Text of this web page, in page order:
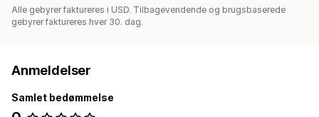
Alle gebyrer faktureres i USD. Tilbagevendende og brugsbaserede
gebyrer faktureres hver 30. dag.
Anmeldelser
Samlet bedømmelse